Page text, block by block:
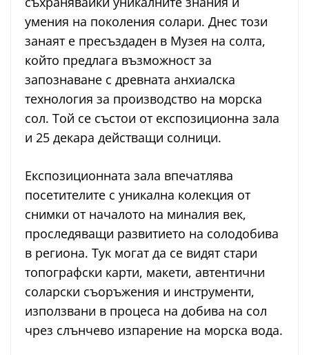
умения на поколения солари. Днес този
занаят е пресъздаден в Музея на солта,
който предлага възможност за
запознаване с древната анхиалска
технология за производство на морска
сол. Той се състои от експозиционна зала
и 25 декара действащи солници.
Експозиционната зала впечатлява
посетителите с уникална колекция от
снимки от началото на миналия век,
проследяващи развитието на солодобива
в региона. Тук могат да се видят стари
топографски карти, макети, автентични
соларски съоръжения и инструменти,
използвани в процеса на добива на сол
чрез слънчево изпарение на морска вода.